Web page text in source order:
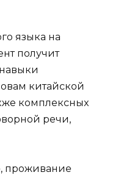
языка на
получит
китайской
комплексных
речи,
проживание